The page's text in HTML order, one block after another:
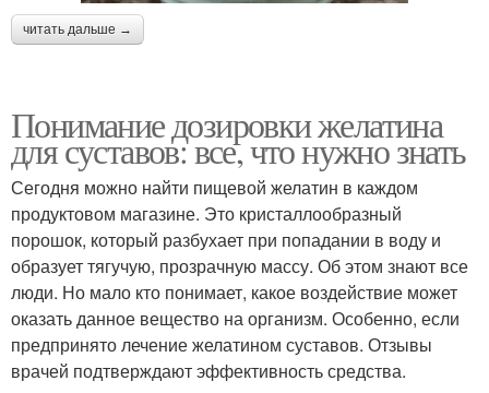
читать дальше →
Понимание дозировки желатина
для суставов: все, что нужно знать
Сегодня можно найти пищевой желатин в каждом
продуктовом магазине. Это кристаллообразный
порошок, который разбухает при попадании в воду и
образует тягучую, прозрачную массу. Об этом знают все
люди. Но мало кто понимает, какое воздействие может
оказать данное вещество на организм. Особенно, если
предпринято лечение желатином суставов. Отзывы
врачей подтверждают эффективность средства.